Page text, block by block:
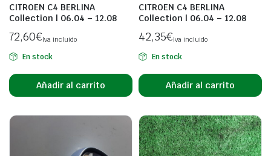
CITROEN C4 BERLINA
Collection | 06.04 – 12.08
72,60€Iva incluido
En stock
Añadir al carrito
CITROEN C4 BERLINA
Collection | 06.04 – 12.08
42,35€Iva incluido
En stock
Añadir al carrito